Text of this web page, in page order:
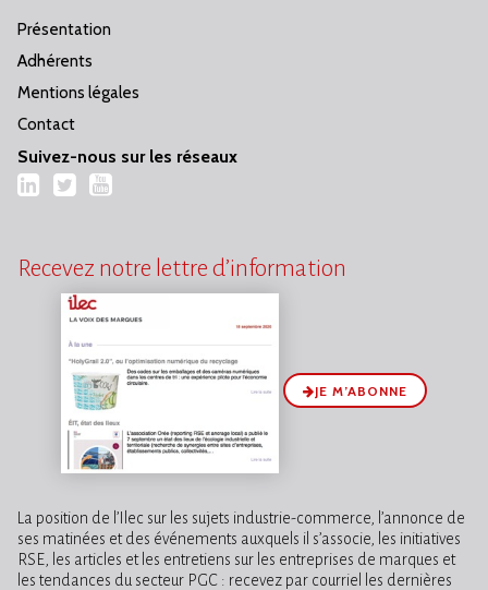
Présentation
Adhérents
Mentions légales
Contact
Suivez-nous sur les réseaux
LinkedIn
TwitterYouTube
Recevez notre lettre d’information
JE M’ABONNE
La position de l’Ilec sur les sujets industrie-commerce, l’annonce de
ses matinées et des événements auxquels il s’associe, les initiatives
RSE, les articles et les entretiens sur les entreprises de marques et
les tendances du secteur PGC : recevez par courriel les dernières